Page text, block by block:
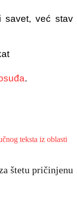
savet, već stav
.
štetu pričinjenu